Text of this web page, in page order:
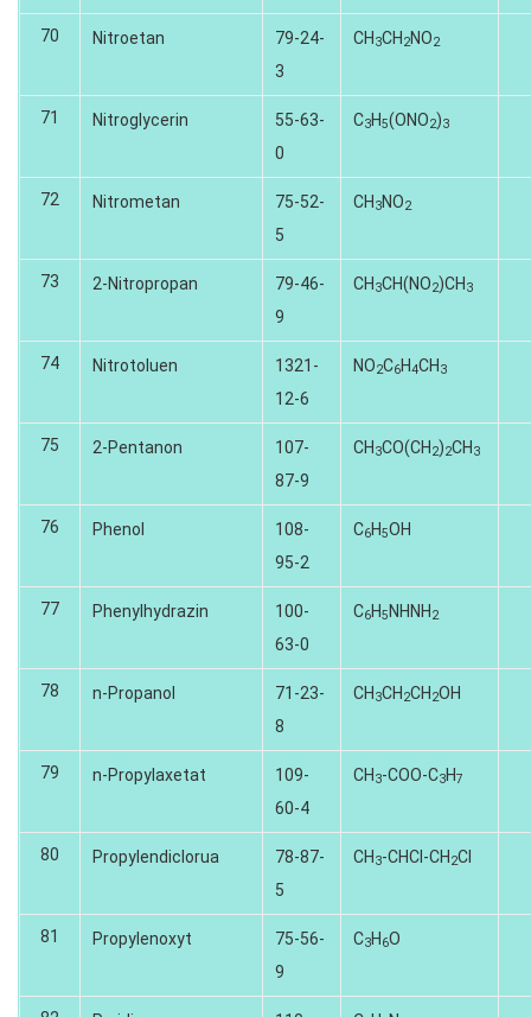
70 Nitroetan
79-24-
3
CH3CH2NO2
71 Nitroglycerin
55-63-
0
C3H5(ONO2)3
72 Nitrometan
75-52-
5
CH3NO2
73 2-Nitropropan
79-46-
9
CH3CH(NO2)CH3
74 Nitrotoluen
1321-
12-6
NO2C6H4CH3
75 2-Pentanon
107-
87-9
CH3CO(CH2)2CH3
76 Phenol
108-
95-2
C6H5OH
77 Phenylhydrazin
100-
63-0
C6H5NHNH2
78 n-Propanol
71-23-
8
CH3CH2CH2OH
79 n-Propylaxetat
109-
60-4
CH3­­-COO-C3H7
80 Propylendiclorua
78-87-
5
CH3-CHCI-CH2CI
81 Propylenoxyt
75-56-
9
C3H6O